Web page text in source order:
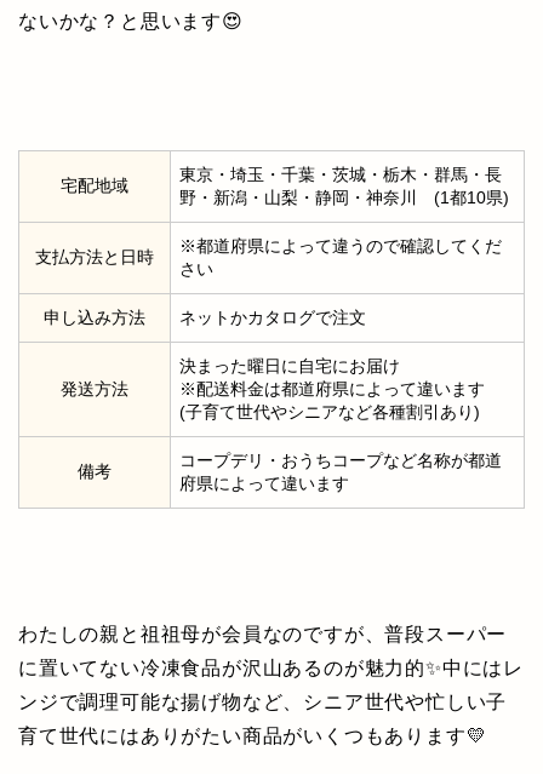
ないかな？と思います😍
宅配地域
東京・埼玉・千葉・茨城・栃木・群馬・長
野・新潟・山梨・静岡・神奈川 (1都10県)
支払方法と日時
※都道府県によって違うので確認してくだ
さい
申し込み方法 ネットかカタログで注文
発送方法
決まった曜日に自宅にお届け
※配送料金は都道府県によって違います
(子育て世代やシニアなど各種割引あり)
備考
コープデリ・おうちコープなど名称が都道
府県によって違います
わたしの親と祖祖母が会員なのですが、普段スーパー
に置いてない冷凍食品が沢山あるのが魅力的✨中にはレ
ンジで調理可能な揚げ物など、シニア世代や忙しい子
育て世代にはありがたい商品がいくつもあります💛